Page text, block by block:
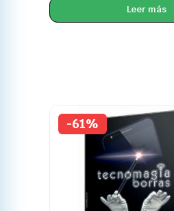
Leer más
-61%